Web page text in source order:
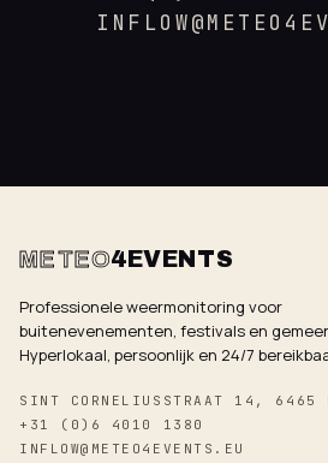
METEO4EVENTS
Professionele weermonitoring voor
buitenevenementen, festivals en
Hyperlokaal, persoonlijk en 24/7
SINT CORNELIUSSTRAAT 14, 6465
+31 (0)6 4010 1380
INFLOW@METEO4EVENTS.EU